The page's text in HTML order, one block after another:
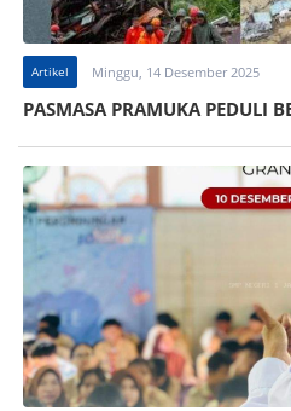
Artikel Minggu, 14 Desember 2025
PASMASA PRAMUKA PEDULI